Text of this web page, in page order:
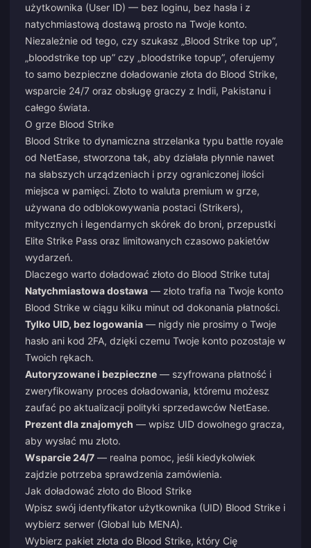
użytkownika (User ID) — bez loginu, bez hasła i z
natychmiastową dostawą prosto na Twoje konto.
Niezależnie od tego, czy szukasz „Blood Strike top up”,
„bloodstrike top up” czy „bloodstrike topup”, oferujemy
to samo bezpieczne doładowanie złota do Blood Strike,
wsparcie 24/7 oraz obsługę graczy z Indii, Pakistanu i
całego świata.
O grze Blood Strike
Blood Strike to dynamiczna strzelanka typu battle royale
od NetEase, stworzona tak, aby działała płynnie nawet
na słabszych urządzeniach i przy ograniczonej ilości
miejsca w pamięci. Złoto to waluta premium w grze,
używana do odblokowywania postaci (Strikers),
mitycznych i legendarnych skórek do broni, przepustki
Elite Strike Pass oraz limitowanych czasowo pakietów
wydarzeń.
Dlaczego warto doładować złoto do Blood Strike tutaj
Natychmiastowa dostawa — złoto trafia na Twoje konto
Blood Strike w ciągu kilku minut od dokonania płatności.
Tylko UID, bez logowania — nigdy nie prosimy o Twoje
hasło ani kod 2FA, dzięki czemu Twoje konto pozostaje w
Twoich rękach.
Autoryzowane i bezpieczne — szyfrowana płatność i
zweryfikowany proces doładowania, któremu możesz
zaufać po aktualizacji polityki sprzedawców NetEase.
Prezent dla znajomych — wpisz UID dowolnego gracza,
aby wysłać mu złoto.
Wsparcie 24/7 — realna pomoc, jeśli kiedykolwiek
zajdzie potrzeba sprawdzenia zamówienia.
Jak doładować złoto do Blood Strike
Wpisz swój identyfikator użytkownika (UID) Blood Strike i
wybierz serwer (Global lub MENA).
Wybierz pakiet złota do Blood Strike, który Cię